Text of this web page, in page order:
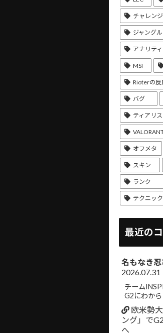
チャレン
ジャングル
アナリテ
MSI
Rioterの反
バグ
ティアリス
オフメタ
スキン
ランク
テクニック
最近の
名もなき
2026.07.31
チーム
G2にわか
欧米勢
ング」で
へ